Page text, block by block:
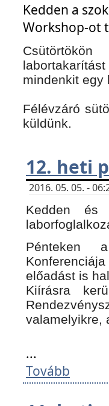
Kedden a
Workshop-ot
mindenkit
Félévzáró
küldünk.
12. heti
2016. 05. 05. -
Kedden és
Pénteken
előadást is
Kiírásra
valamelyikre,
...
Tovább